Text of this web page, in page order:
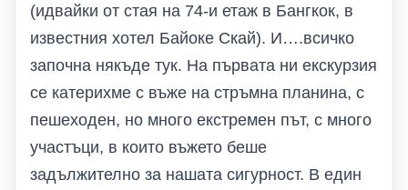
(идвайки от стая на 74-и етаж в Бангкок, в
известния хотел Байоке Скай). И….всичко
започна някъде тук. На първата ни екскурзия
се катерихме с въже на стръмна планина, с
пешеходен, но много екстремен път, с много
участъци, в които въжето беше
задължително за нашата сигурност. В един